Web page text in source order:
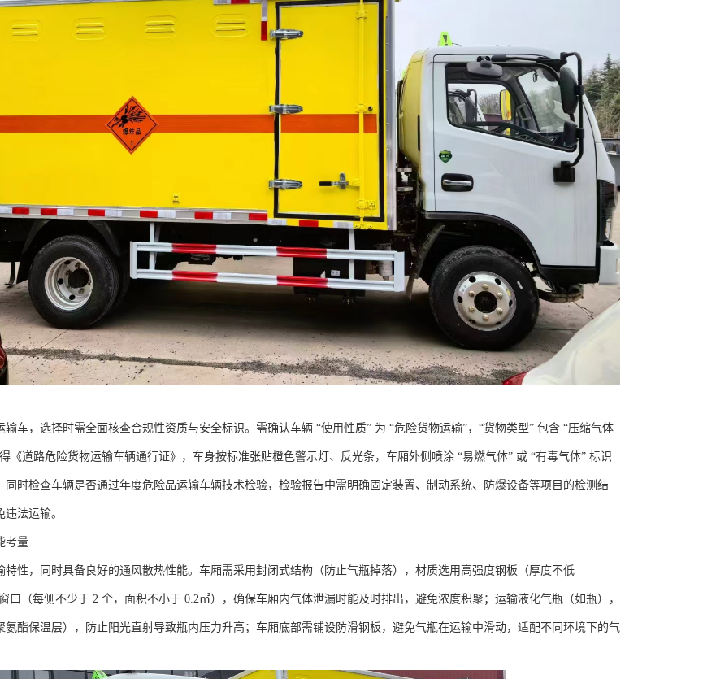
车，选择时需全面核查合规性资质与安全标识。需确认车辆 “使用性质” 为 “危险货物运输”，“货物类型” 包含 “压缩气体
《道路危险货物运输车辆通行证》，车身按标准张贴橙色警示灯、反光条，车厢外侧喷涂 “易燃气体” 或 “有毒气体” 标识
同时检查车辆是否通过年度危险品运输车辆技术检验，检验报告中需明确固定装置、制动系统、防爆设备等项目的检测结
法运输。​
考量​
特性，同时具备良好的通风散热性能。车厢需采用封闭式结构（防止气瓶掉落），材质选用高强度钢板（厚度不低
口（每侧不少于 2 个，面积不小于 0.2㎡），确保车厢内气体泄漏时能及时排出，避免浓度积聚；运输液化气瓶（如瓶），
氨酯保温层），防止阳光直射导致瓶内压力升高；车厢底部需铺设防滑钢板，避免气瓶在运输中滑动，适配不同环境下的气